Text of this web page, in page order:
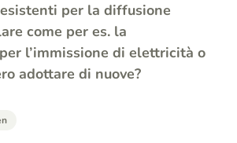
per la diffusione
come per es. la
l’immissione di elettricità o
adottare di nuove?